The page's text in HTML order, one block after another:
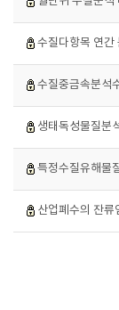
수질다항목 연간
수질중금속분석
생태독성물질분
특정수질유해물
산업폐수의 잔류